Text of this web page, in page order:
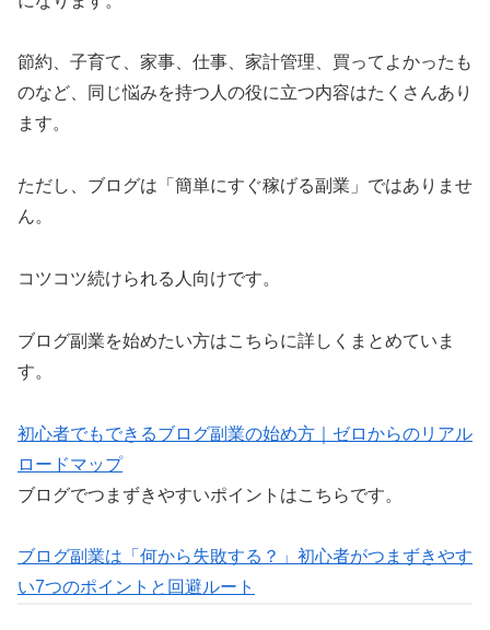
節約、子育て、家事、仕事、家計管理、買ってよかったも
のなど、同じ悩みを持つ人の役に立つ内容はたくさんあり
ます。
ただし、ブログは「簡単にすぐ稼げる副業」ではありませ
ん。
コツコツ続けられる人向けです。
ブログ副業を始めたい方はこちらに詳しくまとめていま
す。
初心者でもできるブログ副業の始め方｜ゼロからのリアル
ロードマップ
ブログでつまずきやすいポイントはこちらです。
ブログ副業は「何から失敗する？」初心者がつまずきやす
い7つのポイントと回避ルート